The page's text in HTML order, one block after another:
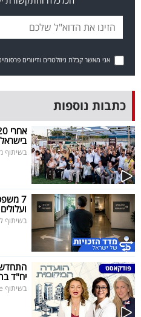
רכב
בריאות
תרבות
ופנאי
תיירות
TOP-
5
המילון
הכלכלי
פודקאסט
40
UNDER
40
אני מאשר קבלת ניוזלטרים ודיוורים
כתבות נוספות
בשיתוף
7
בשיתוף
יח"ד
בשיתוף ice פרויקטים